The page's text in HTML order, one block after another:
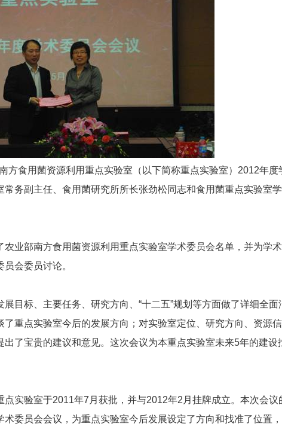
方食用菌资源利用重点实验室（以下简称重点实验室）2012年
常务副主任、食用菌研究所所长张劲松同志和食用菌重点实验室
农业部南方食用菌资源利用重点实验室学术委员会名单，并为学
会委员讨论。
目标、主要任务、研究方向、“十二五”规划等方面做了详细全
了重点实验室今后的发展方向；对实验室定位、研究方向、资源
出了宝贵的建议和意见。这次会议为本重点实验室未来5年的建
点实验室于2011年7月获批，并与2012年2月挂牌成立。本次会
委员会会议，为重点实验室今后发展设定了方向和找准了位置